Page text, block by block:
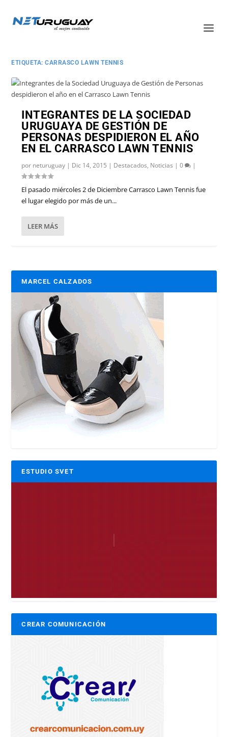
ETIQUETA:CARRASCO LAWN TENNIS
INTEGRANTES DE LA SOCIEDAD
URUGUAYA DE GESTIÓN DE
PERSONAS DESPIDIERON EL AÑO
EN EL CARRASCO LAWN TENNIS
por neturuguay | Dic 14, 2015 | Destacados, Noticias |0 |
El pasado miércoles 2 de Diciembre Carrasco Lawn Tennis fue
el lugar elegido por más de un...
LEER MÁS
MARCEL CALZADOS
ESTUDIO SVET
CREAR COMUNICACIÓN